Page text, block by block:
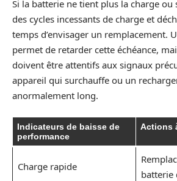
Si la batterie ne tient plus la charge ou
des cycles incessants de charge et
temps d’envisager un remplacement.
permet de retarder cette échéance,
doivent être attentifs aux signaux
appareil qui surchauffe ou un
anormalement long.
Indicateurs de baisse de
performance
Actions
Charge rapide
batterie